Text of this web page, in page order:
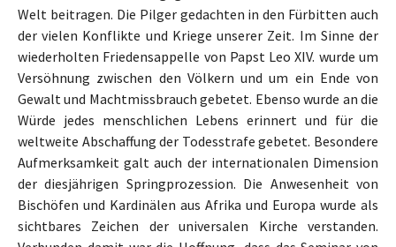
Welt beitragen. Die Pilger gedachten in den Fürbitten auch
der vielen Konflikte und Kriege unserer Zeit. Im Sinne der
wiederholten Friedensappelle von Papst Leo XIV. wurde um
Versöhnung zwischen den Völkern und um ein Ende von
Gewalt und Machtmissbrauch gebetet. Ebenso wurde an die
Würde jedes menschlichen Lebens erinnert und für die
weltweite Abschaffung der Todesstrafe gebetet. Besondere
Aufmerksamkeit galt auch der internationalen Dimension
der diesjährigen Springprozession. Die Anwesenheit von
Bischöfen und Kardinälen aus Afrika und Europa wurde als
sichtbares Zeichen der universalen Kirche verstanden.